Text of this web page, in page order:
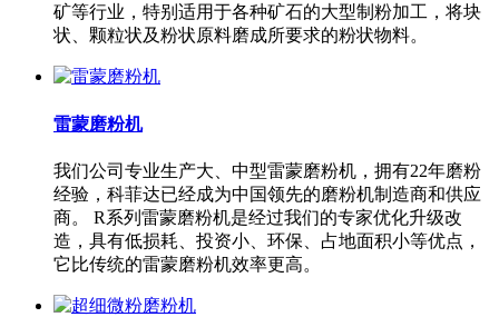
矿等行业，特别适用于各种矿石的大型制粉加工，将块
状、颗粒状及粉状原料磨成所要求的粉状物料。
雷蒙磨粉机
我们公司专业生产大、中型雷蒙磨粉机，拥有22年磨粉
经验，科菲达已经成为中国领先的磨粉机制造商和供应
商。 R系列雷蒙磨粉机是经过我们的专家优化升级改
造，具有低损耗、投资小、环保、占地面积小等优点，
它比传统的雷蒙磨粉机效率更高。